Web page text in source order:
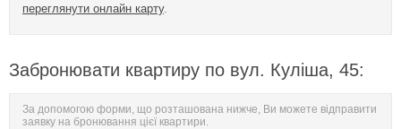
переглянути онлайн карту.
Забронювати квартиру по вул. Куліша, 45:
За допомогою форми, що розташована нижче, Ви можете відправити
заявку на бронювання цієї квартири.